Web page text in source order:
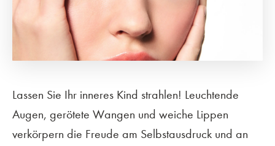
Lassen Sie Ihr inneres Kind strahlen! Leuchtende
Augen, gerötete Wangen und weiche Lippen
verkörpern die Freude am Selbstausdruck und an